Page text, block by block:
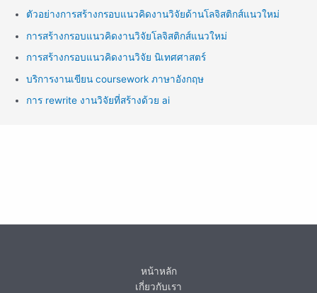
ตัวอย่างการสร้างกรอบแนวคิดงานวิจัยด้านโลจิสติกส์แนวใหม่
การสร้างกรอบแนวคิดงานวิจัยโลจิสติกส์แนวใหม่
การสร้างกรอบแนวคิดงานวิจัย นิเทศศาสตร์
บริการงานเขียน coursework ภาษาอังกฤษ
การ rewrite งานวิจัยที่สร้างด้วย ai
หน้าหลัก
เกี่ยวกับเรา